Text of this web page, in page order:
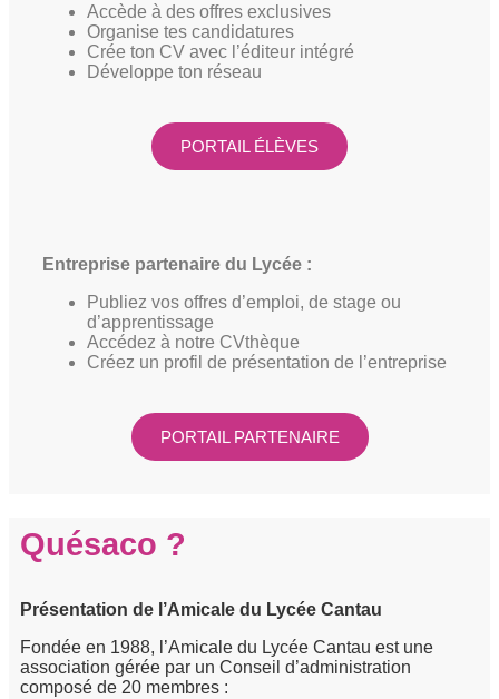
Accède à des offres exclusives
Organise tes candidatures
Crée ton CV avec l’éditeur intégré
Développe ton réseau
PORTAIL ÉLÈVES
Entreprise partenaire du Lycée :
Publiez vos offres d’emploi, de stage ou
d’apprentissage
Accédez à notre CVthèque
Créez un profil de présentation de l’entreprise
PORTAIL PARTENAIRE
Quésaco ?
Présentation de l’Amicale du Lycée Cantau
Fondée en 1988, l’Amicale du Lycée Cantau est une
association gérée par un Conseil d’administration
composé de 20 membres :